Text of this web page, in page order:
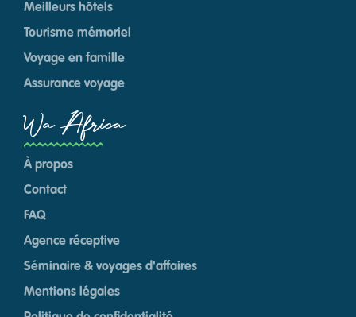
Meilleurs hôtels
Tourisme mémoriel
Voyage en famille
Assurance voyage
Wa Africa
À propos
Contact
FAQ
Agence réceptive
Séminaire & voyages d'affaires
Mentions légales